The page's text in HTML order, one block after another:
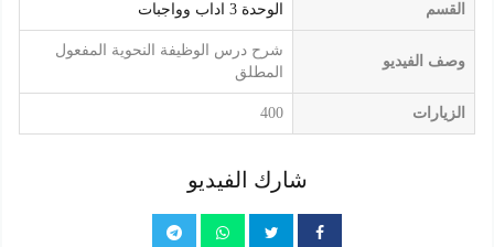
القسم الوحدة 3 اداب وواجبات
وصف الفيديو
شرح درس الوظيفة النحوية المفعول
المطلق
الزيارات 400
شارك الفيديو